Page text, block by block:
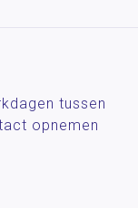
tussen
opnemen